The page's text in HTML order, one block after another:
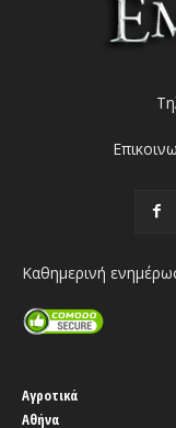
Καθημερινή
Αγροτικά
Αθήνα